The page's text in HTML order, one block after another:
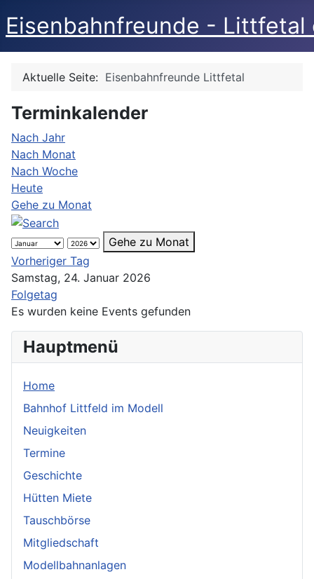
Eisenbahnfreunde - Littfetal
Aktuelle Seite: Eisenbahnfreunde Littfetal
Terminkalender
Nach Jahr
Nach Monat
Nach Woche
Heute
Gehe zu Monat
Gehe zu Monat
Vorheriger Tag
Samstag, 24. Januar 2026
Folgetag
Es wurden keine Events gefunden
Hauptmenü
Home
Bahnhof Littfeld im Modell
Neuigkeiten
Termine
Geschichte
Hütten Miete
Tauschbörse
Mitgliedschaft
Modellbahnanlagen